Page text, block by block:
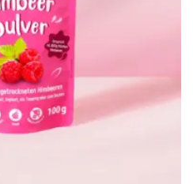
Energiekick – knusprig,
im Mund zusammen?
Mango